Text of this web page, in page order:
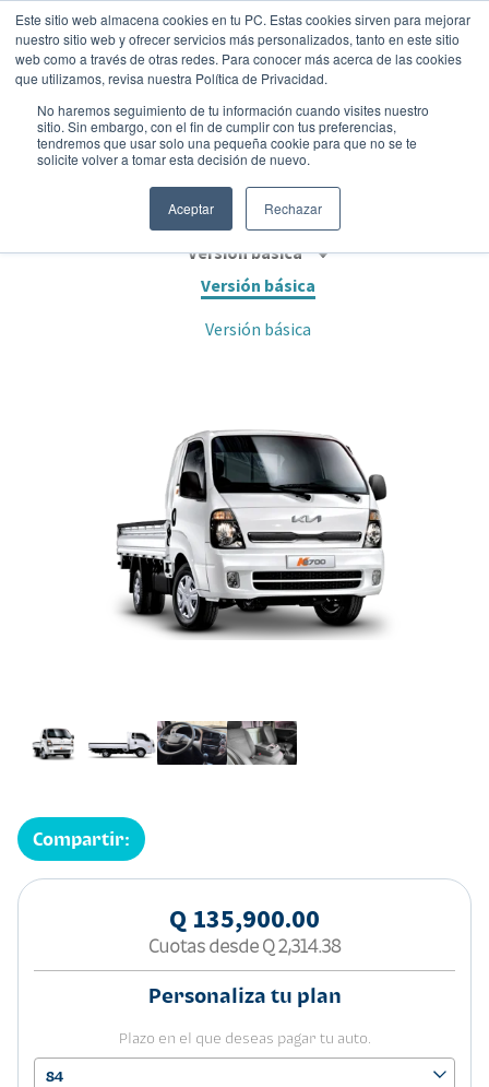
Este sitio web almacena cookies en tu PC. Estas cookies sirven para mejorar
nuestro sitio web y ofrecer servicios más personalizados, tanto en este sitio
web como a través de otras redes. Para conocer más acerca de las cookies
que utilizamos, revisa nuestra Política de Privacidad.
No haremos seguimiento de tu información cuando visites nuestro
sitio. Sin embargo, con el fin de cumplir con tus preferencias,
tendremos que usar solo una pequeña cookie para que no se te
solicite volver a tomar esta decisión de nuevo.
Aceptar Rechazar
KIA K2700 4X2 CABINA SENCILLA
2026•Diesel
Versión básica
Versión básica
Versión básica
Compartir:
Q 135,900.00
Cuotas desde Q 2,314.38
Personaliza tu plan
Plazo en el que deseas pagar tu auto.
84